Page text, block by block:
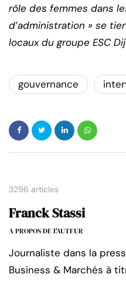
rôle des femmes dans
d’administration » se
locaux du groupe ESC
gouvernance
3296 articles
Franck Stassi
A PROPOS DE L'AUTEUR
Journaliste dans la
Business & Marchés à